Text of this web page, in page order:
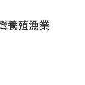
養殖漁業